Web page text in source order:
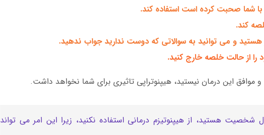
شما صحبت کرده است استفاده کند.
کند.
هستید و می توانید به سوالاتی که دوست ندارید جواب ندهید.
را از حالت خلصه خارج کنید.
موافق این درمان نیستید، هیپنوتراپی تاثیری برای شما نخواهد داشت.
شخصیت هستید، از هیپنوتیزم درمانی استفاده نکنید، زیرا این امر می تواند